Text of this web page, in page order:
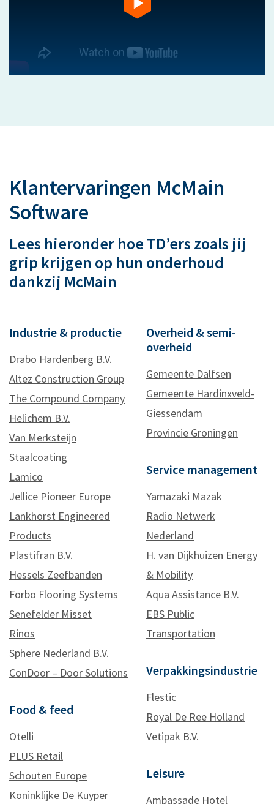
Klantervaringen McMain
Software
Lees hieronder hoe TD’ers zoals jij
grip krijgen op hun onderhoud
dankzij McMain
Industrie & productie
Drabo Hardenberg B.V.
Altez Construction Group
The Compound Company
Helichem B.V.
Van Merksteijn
Staalcoating
Lamico
Jellice Pioneer Europe
Lankhorst Engineered
Products
Plastifran B.V.
Hessels Zeefbanden
Forbo Flooring Systems
Senefelder Misset
Rinos
Sphere Nederland B.V.
ConDoor – Door Solutions
Food & feed
Otelli
PLUS Retail
Schouten Europe
Koninklijke De Kuyper
Overheid & semi-
overheid
Gemeente Dalfsen
Gemeente Hardinxveld-
Giessendam
Provincie Groningen
Service management
Yamazaki Mazak
Radio Netwerk
Nederland
H. van Dijkhuizen Energy
& Mobility
Aqua Assistance B.V.
EBS Public
Transportation
Verpakkingsindustrie
Flestic
Royal De Ree Holland
Vetipak B.V.
Leisure
Ambassade Hotel